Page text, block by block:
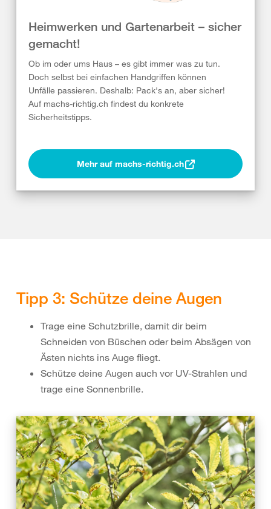
Heimwerken und Gartenarbeit – sicher
gemacht!
Ob im oder ums Haus – es gibt immer was zu tun.
Doch selbst bei einfachen Handgriffen können
Unfälle passieren. Deshalb: Pack's an, aber sicher!
Auf machs-richtig.ch findest du konkrete
Sicherheitstipps.
Mehr auf machs-richtig.ch
Tipp 3: Schütze deine Augen
Trage eine Schutzbrille, damit dir beim
Schneiden von Büschen oder beim Absägen von
Ästen nichts ins Auge fliegt.
Schütze deine Augen auch vor UV-Strahlen und
trage eine Sonnenbrille.